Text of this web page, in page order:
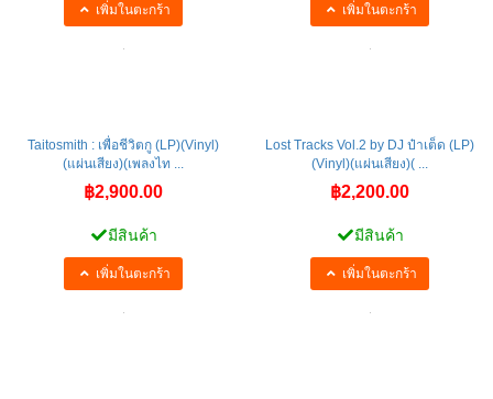
เพิ่มในตะกร้า เพิ่มในตะกร้า
Taitosmith : เพื่อชีวิตกู (LP)(Vinyl)
(แผ่นเสียง)(เพลงไท ...
฿2,900.00
มีสินค้า
เพิ่มในตะกร้า
Lost Tracks Vol.2 by DJ ป๋าเต็ด (LP)
(Vinyl)(แผ่นเสียง)( ...
฿2,200.00
มีสินค้า
เพิ่มในตะกร้า